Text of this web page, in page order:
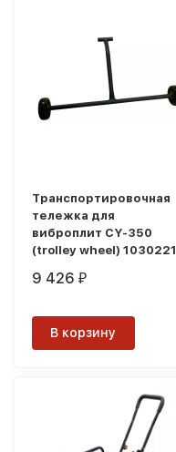
Транспортировочная
тележка для
виброплит CY-350
(trolley wheel) 1030221
9 426₽
В корзину